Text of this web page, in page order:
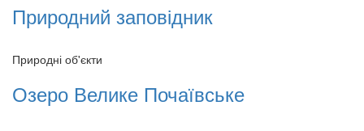
Природний заповідник
Природні об'єкти
Озеро Велике Почаївське